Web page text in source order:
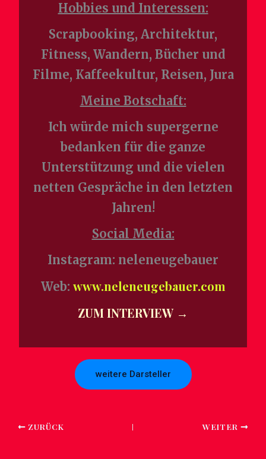
Hobbies und Interessen:
Scrapbooking, Architektur,
Fitness, Wandern, Bücher und
Filme, Kaffeekultur, Reisen, Jura
Meine Botschaft:
Ich würde mich supergerne
bedanken für die ganze
Unterstützung und die vielen
netten Gespräche in den letzten
Jahren!
Social Media:
Instagram: neleneugebauer
Web: www.neleneugebauer.com
ZUM INTERVIEW →
weitere Darsteller
ZURÜCK WEITER